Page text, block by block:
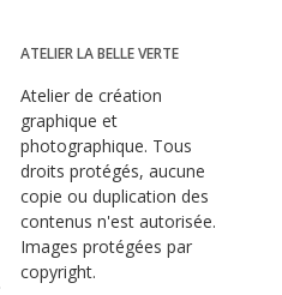
ATELIER LA BELLE VERTE
Atelier de création
graphique et
photographique. Tous
droits protégés, aucune
copie ou duplication des
contenus n'est autorisée.
Images protégées par
copyright.